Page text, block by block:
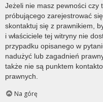
Jeżeli nie masz pewności czy
próbującego zarejestrować
skontaktuj się z prawnikiem,
i właściciele tej witryny nie
przypadku opisanego w
nadużyć lub zagadnień
także nie są punktem
prawnych.
Na górę